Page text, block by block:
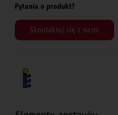
Pytania o produkt?
Skontaktuj się z nami